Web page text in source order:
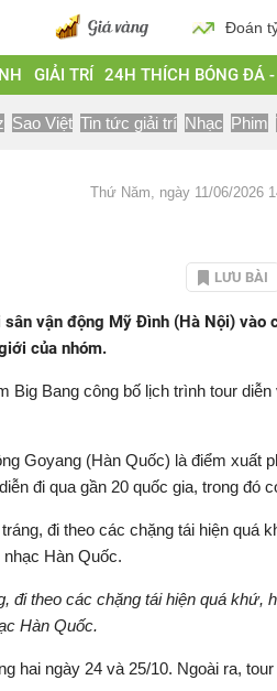
Đoán
GIẢI TRÍ 24H THÍCH BÓNG ĐÁ
Sao Việt Tin tức giải trí Nhạc Phim
Thứ Năm, ngày 11/06/2026
LƯU BÀI
vận động Mỹ Đình (Hà Nội) vào
của nhóm.
Bang công bố lịch trình tour diễn
Goyang (Hàn Quốc) là điểm xuất
đi qua gần 20 quốc gia, trong đó
đi theo các chặng tái hiện quá khứ,
Hàn Quốc.
hai ngày 24 và 25/10. Ngoài ra,